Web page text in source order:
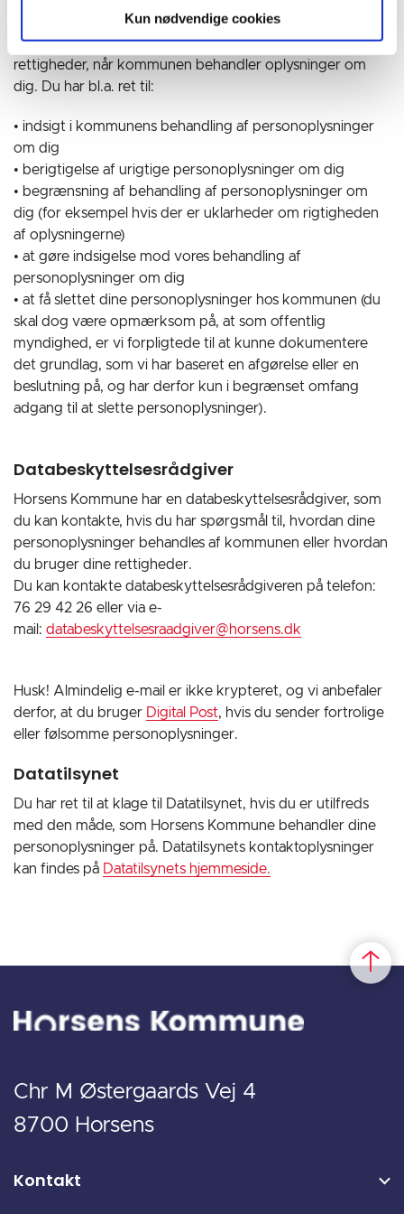
Kun nødvendige cookies
databeskyttelsesforordningen
Du har efter databeskyttelsesforordningen forskellige
rettigheder, når kommunen behandler oplysninger om
dig. Du har bl.a. ret til:
• indsigt i kommunens behandling af personoplysninger
om dig
• berigtigelse af urigtige personoplysninger om dig
• begrænsning af behandling af personoplysninger om
dig (for eksempel hvis der er uklarheder om rigtigheden
af oplysningerne)
• at gøre indsigelse mod vores behandling af
personoplysninger om dig
• at få slettet dine personoplysninger hos kommunen (du
skal dog være opmærksom på, at som offentlig
myndighed, er vi forpligtede til at kunne dokumentere
det grundlag, som vi har baseret en afgørelse eller en
beslutning på, og har derfor kun i begrænset omfang
adgang til at slette personoplysninger).
Databeskyttelsesrådgiver
Horsens Kommune har en databeskyttelsesrådgiver, som
du kan kontakte, hvis du har spørgsmål til, hvordan dine
personoplysninger behandles af kommunen eller hvordan
du bruger dine rettigheder.
Du kan kontakte databeskyttelsesrådgiveren på telefon:
76 29 42 26 eller via e-
mail: databeskyttelsesraadgiver@horsens.dk
Husk! Almindelig e-mail er ikke krypteret, og vi anbefaler
derfor, at du bruger Digital Post, hvis du sender fortrolige
eller følsomme personoplysninger.
Datatilsynet
Du har ret til at klage til Datatilsynet, hvis du er utilfreds
med den måde, som Horsens Kommune behandler dine
personoplysninger på. Datatilsynets kontaktoplysninger
kan findes på Datatilsynets hjemmeside.
Chr M Østergaards Vej 4
8700 Horsens
Kontakt